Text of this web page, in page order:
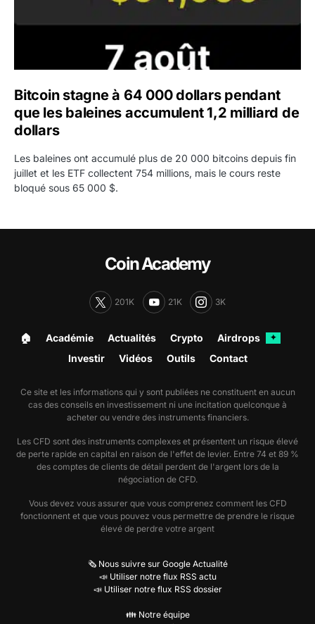
Bitcoin stagne à 64 000 dollars pendant
que les baleines accumulent 1,2 milliard de
dollars
Les baleines ont accumulé plus de 20 000 bitcoins depuis fin
juillet et les ETF collectent 754 millions, mais le cours reste
bloqué sous 65 000 $.
Coin Academy
201K 21K 3K
🏠︎ Académie Actualités Crypto Airdrops ✦
Investir Vidéos Outils Contact
Ce site et les informations qui y sont publiées ne constituent en aucun
cas des conseils en investissement ni une incitation quelconque à
acheter ou vendre des instruments financiers.
Les CFD sont des instruments complexes et présentent un risque élevé
de perte rapide en capital en raison de l'effet de levier. Entre 74 et 89 %
des comptes de clients de détail perdent de l'argent lors de la
négociation de CFD.
Vous devez vous assurer que vous comprenez comment les CFD
fonctionnent et que vous pouvez vous permettre de prendre le risque
élevé de perdre votre argent
🗞️ Nous suivre sur Google Actualité
📣 Utiliser notre flux RSS actu
📣 Utiliser notre flux RSS dossier
👪 Notre équipe